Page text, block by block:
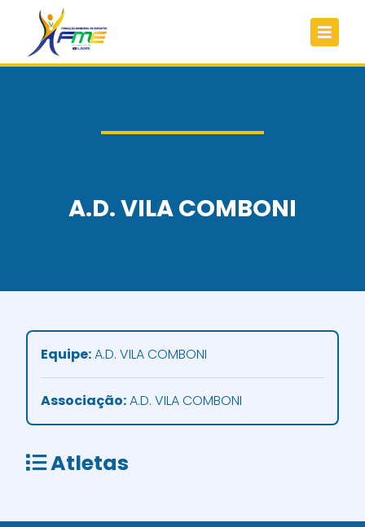
A.D. VILA COMBONI
Atletas
Equipe:A.D. VILA COMBONI
Associação:A.D. VILA COMBONI